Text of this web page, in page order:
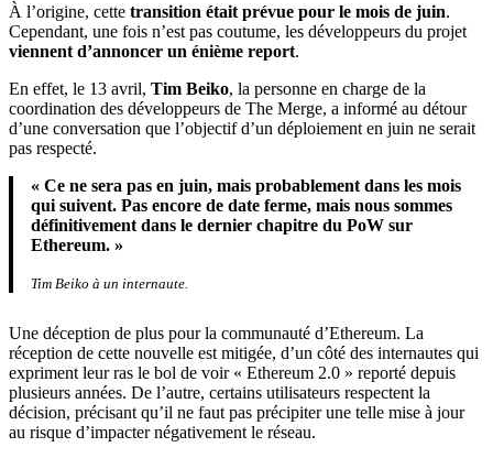
À l’origine, cette transition était prévue pour le mois de juin.
Cependant, une fois n’est pas coutume, les développeurs du projet
viennent d’annoncer un énième report.
En effet, le 13 avril, Tim Beiko, la personne en charge de la
coordination des développeurs de The Merge, a informé au détour
d’une conversation que l’objectif d’un déploiement en juin ne serait
pas respecté.
« Ce ne sera pas en juin, mais probablement dans les mois
qui suivent. Pas encore de date ferme, mais nous sommes
définitivement dans le dernier chapitre du PoW sur
Ethereum. »
Tim Beiko à un internaute.
Une déception de plus pour la communauté d’Ethereum. La
réception de cette nouvelle est mitigée, d’un côté des internautes qui
expriment leur ras le bol de voir « Ethereum 2.0 » reporté depuis
plusieurs années. De l’autre, certains utilisateurs respectent la
décision, précisant qu’il ne faut pas précipiter une telle mise à jour
au risque d’impacter négativement le réseau.